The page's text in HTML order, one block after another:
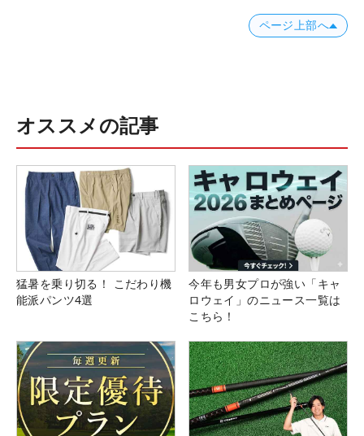
ページ上部へ
オススメの記事
猛暑を乗り切る！ こだわり機
能派パンツ4選
今年も男女プロが強い「キャ
ロウェイ」のニュース一覧は
こちら！